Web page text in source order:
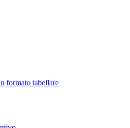
formato tabellare